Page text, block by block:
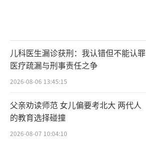
儿科医生漏诊获刑：我认错但不能认罪
医疗疏漏与刑事责任之争
2026-08-06 13:45:15
父亲劝读师范 女儿偏要考北大 两代人
的教育选择碰撞
2026-08-07 10:04:10